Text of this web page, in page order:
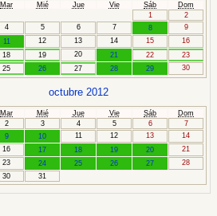
Mar Mié Jue Vie Sáb
Dom
1
2
4 5 6 7 8
9
11 12 13 14 15
16
18 19 20 21 22
23
25 26 27 28 29 30
octubre 2012
Mar Mié Jue Vie Sáb
Dom
2 3 4 5 6
7
9 10 11 12 13
14
16 17 18 19 20
21
23 24 25 26 27
28
30 31